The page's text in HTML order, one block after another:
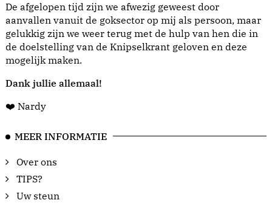
De afgelopen tijd zijn we afwezig geweest door
aanvallen vanuit de goksector op mij als persoon, maar
gelukkig zijn we weer terug met de hulp van hen die in
de doelstelling van de Knipselkrant geloven en deze
mogelijk maken.
Dank jullie allemaal!
❤️ Nardy
MEER INFORMATIE
Over ons
TIPS?
Uw steun